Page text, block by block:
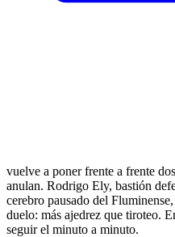
vuelve a poner frente a frente
anulan. Rodrigo Ely, bastión
cerebro pausado del
duelo: más ajedrez que tiroteo.
seguir el minuto a minuto.